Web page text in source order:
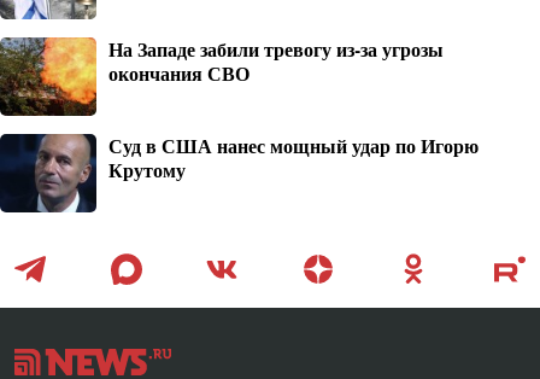
На Западе забили тревогу из-за угрозы
окончания СВО
Суд в США нанес мощный удар по Игорю
Крутому